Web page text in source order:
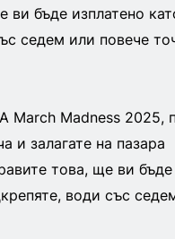
ви бъде изплатено
седем или повече
March Madness 2025,
и залагате на пазара
това, ще ви бъде
води със